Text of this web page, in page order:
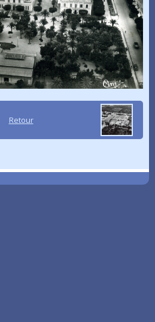
Retour